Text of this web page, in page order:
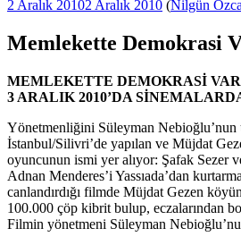
Yayım
2 Aralık 20102 Aralık 2010 (Nilgün
Memlekette Demokrasi
MEMLEKETTE DEMOKRASİ VAR
3 ARALIK 2010’DA
Yönetmenliğini Süleyman Nebioğlu’nun
İstanbul/Silivri’de yapılan ve Müjdat
oyuncunun ismi yer alıyor: Şafak Sezer
Adnan Menderes’i Yassıada’dan
canlandırdığı filmde Müjdat Gezen
100.000 çöp kibrit bulup, eczalarından
Filmin yönetmeni Süleyman